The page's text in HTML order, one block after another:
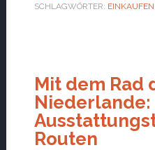
SCHLAGWÖRTER: EINKAUFEN
Mit dem Rad
Niederlande:
Routen